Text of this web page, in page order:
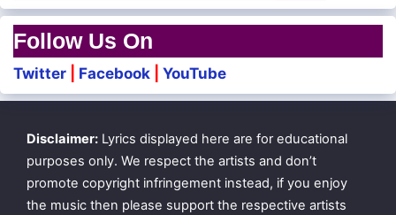
En saarbil endhan kaadhal
Kaatrae sollum
Vaan sollum
En annamae sornamae
Follow Us On
Twitter Facebook YouTube
Disclaimer: Lyrics displayed here are for educational
purposes only. We respect the artists and don’t
promote copyright infringement instead, if you enjoy
the music then please support the respective artists